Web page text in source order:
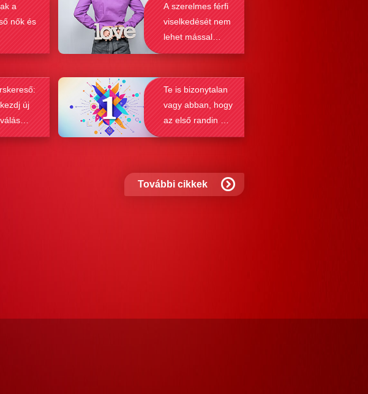
sikerének a receptjét, melyeket vizsgálva
bebizonyosodik, hogy a kötődési típusok
befolyásolják a társkeresést.
a
nők és
A szerelmes férfi
viselkedését nem
lehet mással
összetéveszteni
új
Te is bizonytalan
vagy abban, hogy
az első randin mit
szabad és mit
További cikkek